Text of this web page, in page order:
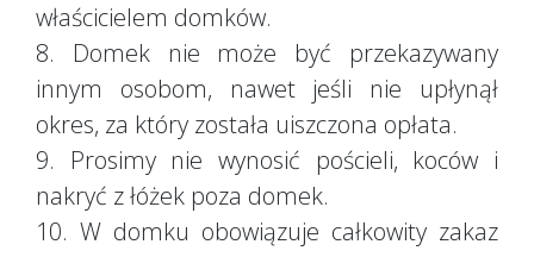
właścicielem domków.
8. Domek nie może być przekazywany
innym osobom, nawet jeśli nie upłynął
okres, za który została uiszczona opłata.
9. Prosimy nie wynosić pościeli, koców i
nakryć z łóżek poza domek.
10. W domku obowiązuje całkowity zakaz